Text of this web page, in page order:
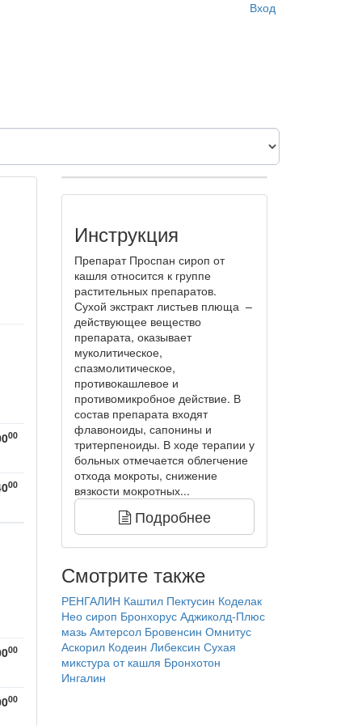
Вход
00
00
00
00
Инструкция
Препарат Проспан сироп от
кашля относится к группе
растительных препаратов.
Сухой экстракт листьев плюща –
действующее вещество
препарата, оказывает
муколитическое,
спазмолитическое,
противокашлевое и
противомикробное действие. В
состав препарата входят
флавоноиды, сапонины и
тритерпеноиды. В ходе терапии у
больных отмечается облегчение
отхода мокроты, снижение
вязкости мокротных...
Подробнее
Смотрите также
РЕНГАЛИН Каштил Пектусин Коделак
Нео сироп Бронхорус Аджиколд-Плюс
мазь Амтерсол Бровенсин Омнитус
Аскорил Кодеин Либексин Сухая
микстура от кашля Бронхотон
Ингалин